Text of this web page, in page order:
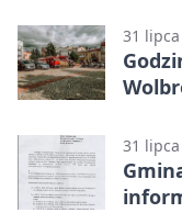
31
31